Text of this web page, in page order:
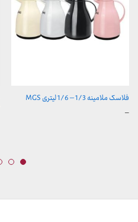
فلاسک ملامینه 1/3 – 1/6 لیتری MGS
–محدوده